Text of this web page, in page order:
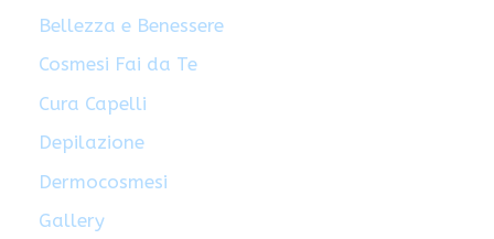
Bellezza e Benessere
Cosmesi Fai da Te
Cura Capelli
Depilazione
Dermocosmesi
Gallery